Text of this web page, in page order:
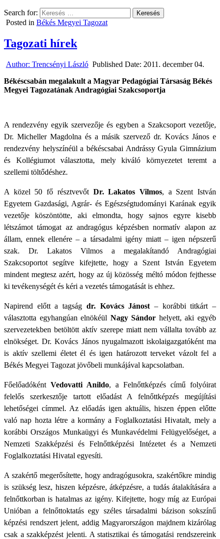
Search for:
Posted in Békés Megyei Tagozat
Tagozati hírek
Author: Trencsényi László Published Date: 2011. december 04.
Békéscsabán megalakult a Magyar Pedagógiai Társaság Békés
Megyei Tagozatának Andragógiai Szakcsoportja
A rendezvény egyik szervezője és egyben a Szakcsoport vezetője,
Dr. Micheller Magdolna és a másik szervező dr. Kovács János e
rendezvény helyszínéül a békéscsabai Andrássy Gyula Gimnázium
és Kollégiumot választotta, mely kiváló környezetet teremt a
szellemi töltődéshez.
A közel 50 fő résztvevőt Dr. Lakatos Vilmos, a Szent István
Egyetem Gazdasági, Agrár- és Egészségtudományi Karának egyik
vezetője köszöntötte, aki elmondta, hogy sajnos egyre kisebb
létszámot támogat az andragógus képzésben normatív alapon az
állam, ennek ellenére – a társadalmi igény miatt – igen népszerű
szak. Dr. Lakatos Vilmos a megalakítandó Andragógiai
Szakcsoportot segítve kifejtette, hogy a Szent István Egyetem
mindent megtesz azért, hogy az új közösség méltó módon fejthesse
ki tevékenységét és kéri a vezetés támogatását is ehhez.
Napirend előtt a tagság dr. Kovács Jánost – korábbi titkárt –
választotta egyhangúan elnökéül Nagy Sándor helyett, aki egyéb
szervezetekben betöltött aktív szerepe miatt nem vállalta tovább az
elnökséget. Dr. Kovács János nyugalmazott iskolaigazgatóként ma
is aktív szellemi életet él és igen határozott terveket vázolt fel a
Békés Megyei Tagozat jövőbeli munkájával kapcsolatban.
Főelőadóként Vedovatti Anildo, a Felnőttképzés című folyóirat
felelős szerkesztője tartott előadást A felnőttképzés megújítási
lehetőségei címmel. Az előadás igen aktuális, hiszen éppen előtte
való nap hozta létre a kormány a Foglalkoztatási Hivatalt, mely a
korábbi Országos Munkaügyi és Munkavédelmi Felügyelőséget, a
Nemzeti Szakképzési és Felnőttképzési Intézetet és a Nemzeti
Foglalkoztatási Hivatal egyesíti.
A szakértő megerősítette, hogy andragógusokra, szakértőkre mindig
is szükség lesz, hiszen képzésre, átképzésre, a tudás átalakítására a
felnőttkorban is hatalmas az igény. Kifejtette, hogy míg az Európai
Unióban a felnőttoktatás egy széles társadalmi bázison sokszínű
képzési rendszert jelent, addig Magyarországon majdnem kizárólag
csak a szakképzést jelenti. A statisztikai és támogatási rendszereink